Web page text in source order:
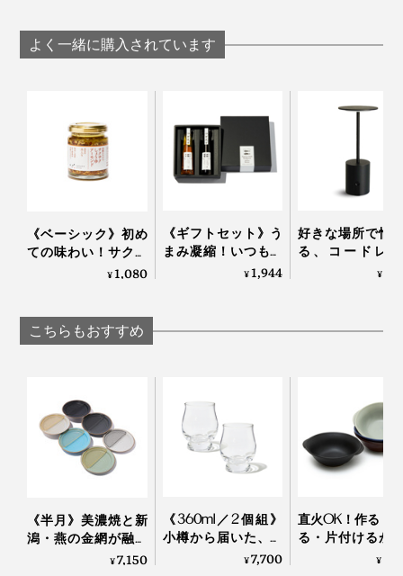
ります。
「鋳込み口」があるため、表面に釉薬だまりの影響
つけ置き洗いはお避けください。汚れ等がしみ込む
場合がございますので、ご注意ください。
急激な温度変化はヒビ割れなどの原因になるのでご
ト」｜KIKIME
よく一緒に購入されています
《ベーシック》初め
ての味わい！サクサ
クのアーモンド粒と
をグンとおいしくす
る「食べる調味料」
¥1,080
《ギフトセット》う
まみ凝縮！いつもの
醤油・お酢が宗田節
¥1,944
好きな場所で愉
る、コードレ
「晩酌ライト」
¥
こちらもおすすめ
《半月》美濃焼と新
潟・燕の金網が融合
した、網付きプレー
¥7,150
《360ml／2個組》
小樽から届いた、気
取らず、深く味わう
¥7,700
直火OK！作る・
る・片付けるが
つで完結する「
¥